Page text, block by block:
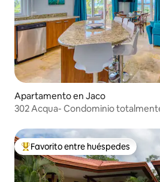
Apartamento en Jaco
302 Acqua- Condominio
Favorito entre huéspedes preferido
Favorito entre huéspedes